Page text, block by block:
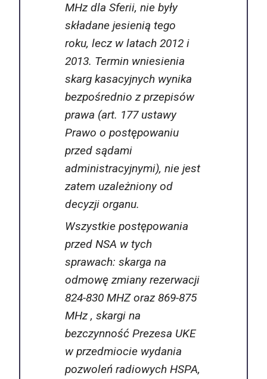
MHz dla Sferii, nie były
składane jesienią tego
roku, lecz w latach 2012 i
2013. Termin wniesienia
skarg kasacyjnych wynika
bezpośrednio z przepisów
prawa (art. 177 ustawy
Prawo o postępowaniu
przed sądami
administracyjnymi), nie jest
zatem uzależniony od
decyzji organu.
Wszystkie postępowania
przed NSA w tych
sprawach: skarga na
odmowę zmiany rezerwacji
824-830 MHZ oraz 869-875
MHz , skargi na
bezczynność Prezesa UKE
w przedmiocie wydania
pozwoleń radiowych HSPA,